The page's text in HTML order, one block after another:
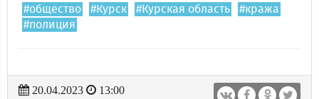
#общество #Курск #Курская область
#кража
#полиция
20.04.2023
13:00